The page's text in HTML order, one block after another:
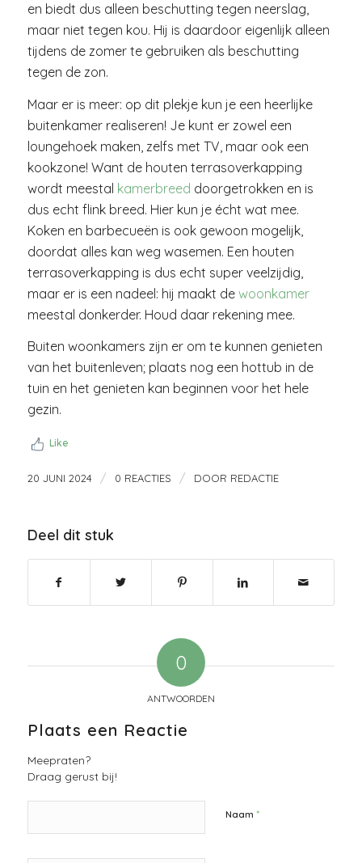
en biedt dus alleen beschutting tegen neerslag,
maar niet tegen kou. Hij is daardoor eigenlijk alleen
tijdens de zomer te gebruiken als beschutting
tegen de zon.
Maar er is meer: op dit plekje kun je een heerlijke
buitenkamer realiseren! Je kunt er zowel een
loungehoek maken, zelfs met TV, maar ook een
kookzone! Want de houten terrasoverkapping
wordt meestal kamerbreed doorgetrokken en is
dus echt flink breed. Hier kun je écht wat mee.
Koken en barbecueën is ook gewoon mogelijk,
doordat alles kan weg wasemen. Een houten
terrasoverkapping is dus echt super veelzijdig,
maar er is een nadeel: hij maakt de woonkamer
meestal donkerder. Houd daar rekening mee.
Buiten woonkamers zijn er om te kunnen genieten
van het buitenleven; plaats nog een hottub in de
tuin en het genieten kan beginnen voor het hele
gezin.
Like
20 JUNI 2024 / 0 REACTIES / DOOR REDACTIE
Deel dit stuk
0
ANTWOORDEN
Plaats een Reactie
Meepraten?
Draag gerust bij!
Naam *